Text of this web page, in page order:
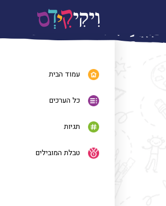
עמוד הבית
כל הערכים
תגיות
טבלת המובילים